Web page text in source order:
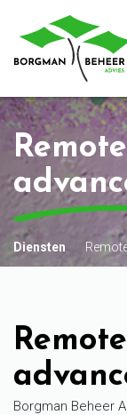
Diensten
Borgman Beheer